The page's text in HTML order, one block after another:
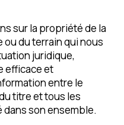
sur la propriété de la
ou du terrain qui nous
juridique,
efficace et
entre le
titre et tous les
son ensemble.